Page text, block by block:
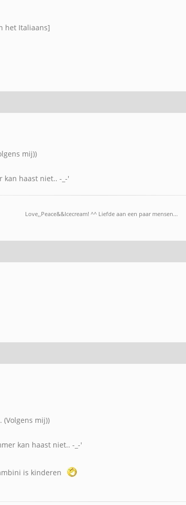
het Italiaans]
mij))
kan haast niet.. -_-'
Love,,Peace&&Icecream! ^^ Liefde aan een paar mensen...
(Volgens mij))
kan haast niet.. -_-'
is kinderen